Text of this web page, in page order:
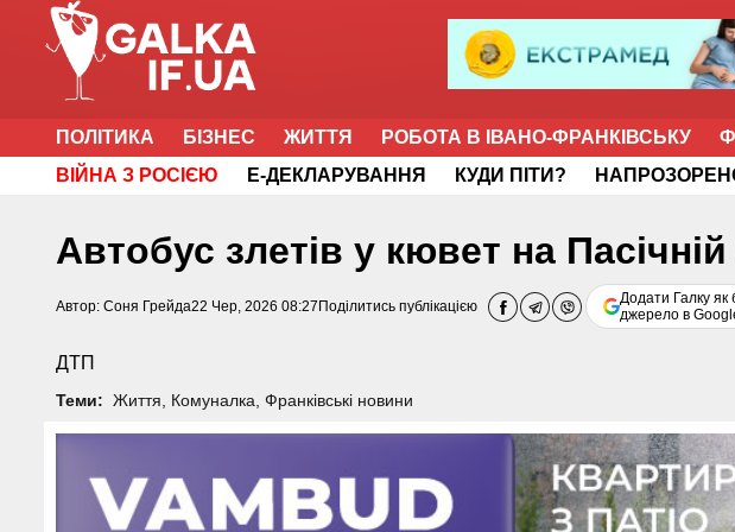
ПОЛІТИКА БІЗНЕС ЖИТТЯ РОБОТА В ІВАНО-ФРАНКІВСЬКУ
ВІЙНА З РОСІЄЮ
Е-ДЕКЛАРУВАННЯ КУДИ ПІТИ?
Автобус злетів у кювет на
Автор: Соня Грейда22 Чер, 2026 08:27 Поділитись публікацією
Додати Галку як
джерело в
ДТП
Теми: Життя Комуналка Франківські новини